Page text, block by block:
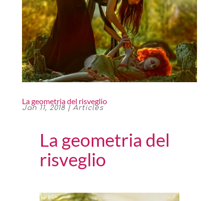
La geometria del risveglio
Jan 11, 2018| Articles
La geometria del
risveglio